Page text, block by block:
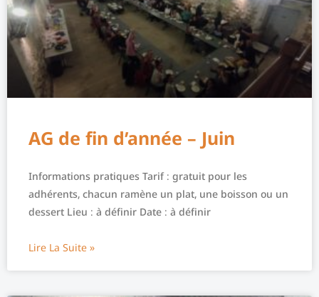
AG de fin d’année – Juin
Informations pratiques Tarif : gratuit pour les
adhérents, chacun ramène un plat, une boisson ou un
dessert Lieu : à définir Date : à définir
Lire La Suite »